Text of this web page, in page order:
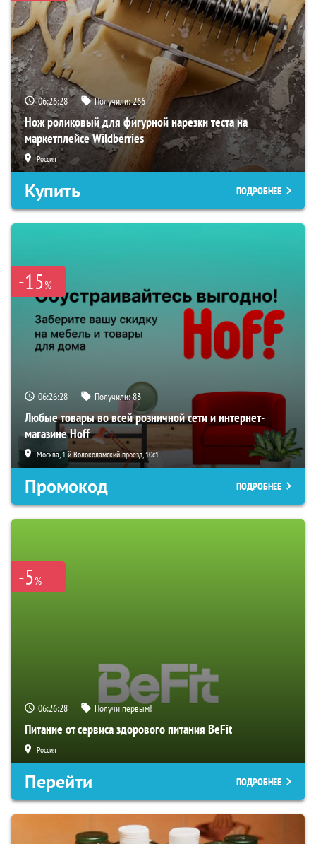
06:26:27 Получили:266
Нож роликовый для фигурной нарезки теста на
маркетплейсе Wildberries
Россия
Купить ПОДРОБНЕЕ
-15%
06:26:27 Получили:83
Любые товары во всей розничной сети и интернет-
магазине Hoff
Москва, 1-й Волоколамский проезд, 10с1
Промокод ПОДРОБНЕЕ
-5%
06:26:27 Получи первым!
Питание от сервиса здорового питания BeFit
Россия
Перейти ПОДРОБНЕЕ